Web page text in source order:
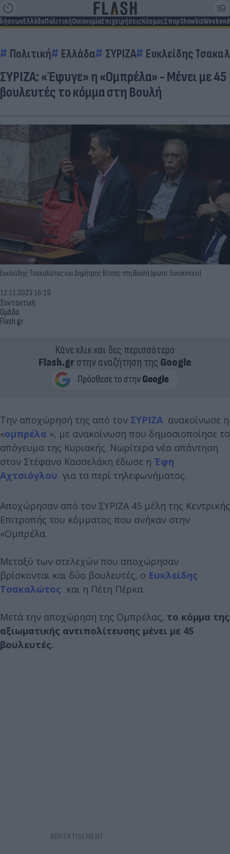
ΕλλάδαΠολιτικήΟικονομίαΕπιχειρήσειςΚόσμοςΣπορShowbizWeekend
Πολιτική Ελλάδα ΣΥΡΙΖΑ Ευκλείδης
ΣΥΡΙΖΑ: «Έφυγε» η «Ομπρέλα» - Μένει με 45
βουλευτές το κόμμα στη Βουλή
Ευκλείδης Τσακαλώτος και Δημήτρης Βίτσας στη Βουλή (φωτο: Eurokinissi)
Συντακτική
Ομάδα
Flash.gr
12.11.2023 16:19
Κάνε κλικ και δες περισσότερο
Flash.grστην αναζήτηση της Google
Την αποχώρησή της από τον ΣΥΡΙΖΑ ανακοίνωσε η
«ομπρέλα », με ανακοίνωση που δημοσιοποίησε το
απόγευμα της Κυριακής. Νωρίτερα νέα απάντηση
στον Στέφανο Κασσελάκη έδωσε η Έφη
Αχτσιόγλου για τα περί τηλεφωνήματος.
Αποχώρησαν από τον ΣΥΡΙΖΑ 45 μέλη της Κεντρικής
Επιτροπής του κόμματος που ανήκαν στην
«Ομπρέλα.
Μεταξύ των στελεχών που αποχώρησαν
βρίσκονται και δύο βουλευτές, ο Ευκλείδης
Τσακαλώτος και η Πέτη Πέρκα.
Μετά την αποχώρηση της Ομπρέλας, το κόμμα της
αξιωματικής αντιπολίτευσης μένει με 45
βουλευτές.